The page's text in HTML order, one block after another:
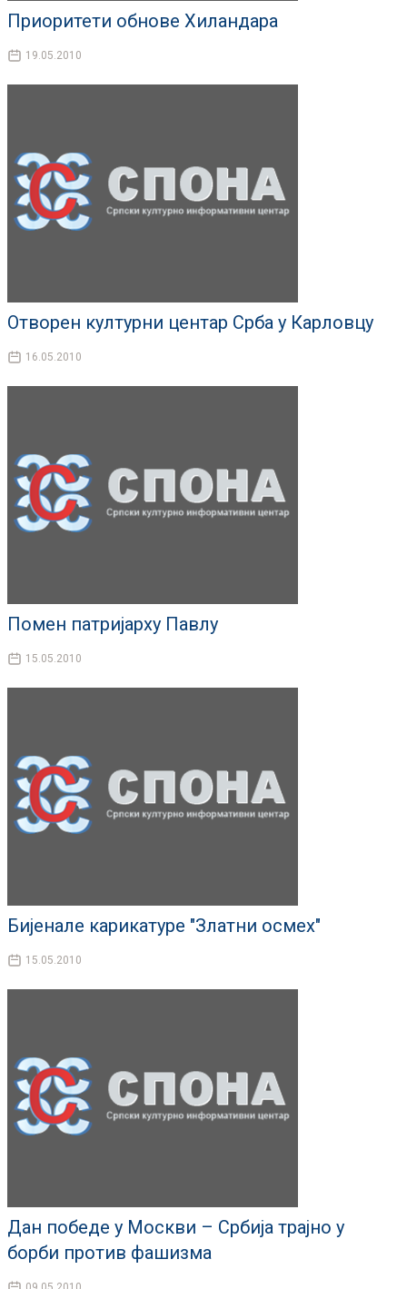
Приоритети обнове Хиландара
19.05.2010
Отворен културни центар Срба у Карловцу
16.05.2010
Помен патријарху Павлу
15.05.2010
Бијенале карикатуре "Златни осмех"
15.05.2010
Дан победе у Москви – Србија трајно у
борби против фашизма